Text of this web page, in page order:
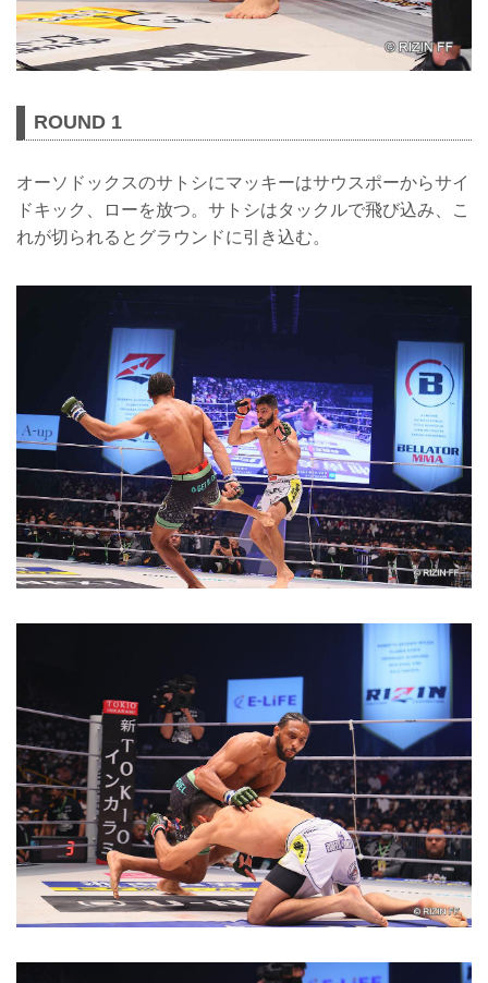
ROUND 1
オーソドックスのサトシにマッキーはサウスポーからサイ
ドキック、ローを放つ。サトシはタックルで飛び込み、こ
れが切られるとグラウンドに引き込む。